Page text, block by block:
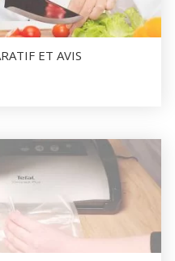
ET AVIS